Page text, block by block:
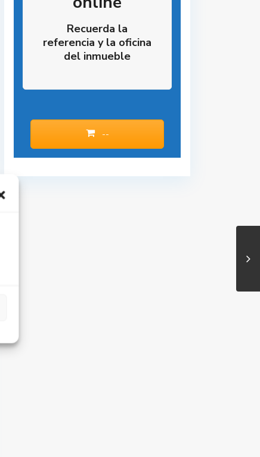
Recuerda la
referencia y la oficina
del inmueble
--